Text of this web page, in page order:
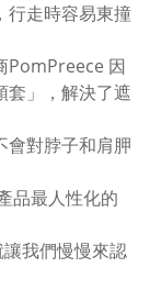
行走時容易東撞
PomPreece 因
套」，解決了遮
會對脖子和肩胛
品最人性化的
我們慢慢來認